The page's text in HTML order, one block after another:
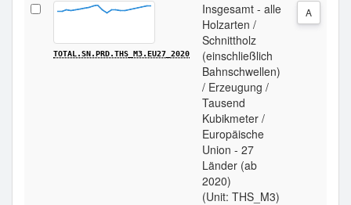
TOTAL.SN.PRD.THS_M3.EU27_2020
Insgesamt - alle
Holzarten /
Schnittholz
(einschließlich
Bahnschwellen)
/ Erzeugung /
Tausend
Kubikmeter /
Europäische
Union - 27
Länder (ab
2020)
(Unit: THS_M3)
A